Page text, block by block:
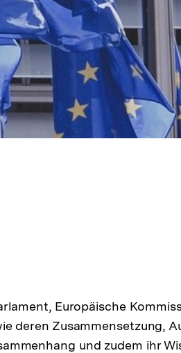
Europäische
deren Zusammensetzung,
und zudem ihr